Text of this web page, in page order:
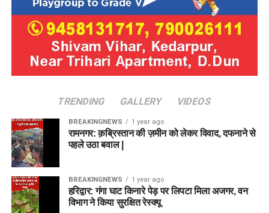
TRENDING GALLERY VIDEOS
BREAKINGNEWS 1 year ago
रामनगर: क़ब्रिस्तान की ज़मीन को लेकर विवाद, दफनाने से
पहले उठा बवाल |
BREAKINGNEWS 1 year ago
हरिद्वार: गंगा घाट किनारे पेड़ पर लिपटा मिला अजगर, वन
विभाग ने किया सुरक्षित रेस्क्यू